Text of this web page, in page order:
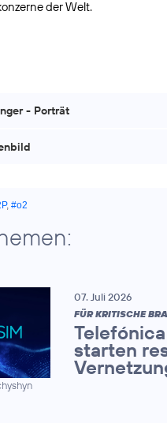
- Porträt
, #o2
07. Juli 2026
FÜR KRITISCHE
starten